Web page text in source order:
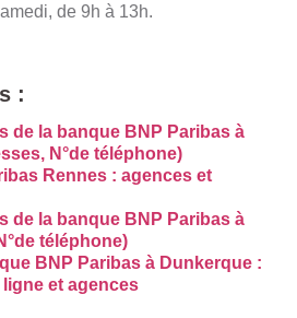
de 9h à 13h.
:
de la banque BNP Paribas à
N°de téléphone)
Rennes : agences et
de la banque BNP Paribas à
téléphone)
BNP Paribas à Dunkerque :
et agences